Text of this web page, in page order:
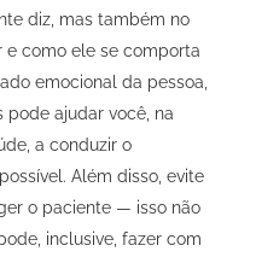
diz, mas também no
e como ele se comporta
emocional da pessoa,
pode ajudar você, na
a conduzir o
Além disso, evite
o paciente — isso não
inclusive, fazer com